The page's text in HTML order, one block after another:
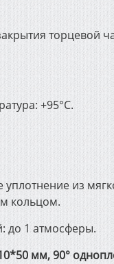
торцевой
+95°С.
из
кольцом.
до 1 атмосферы.
мм, 90°